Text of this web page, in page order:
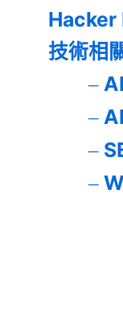
Hacker
技術相